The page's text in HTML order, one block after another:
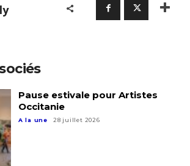
Pause estivale pour Artistes
Occitanie
A la une 28 juillet 2026